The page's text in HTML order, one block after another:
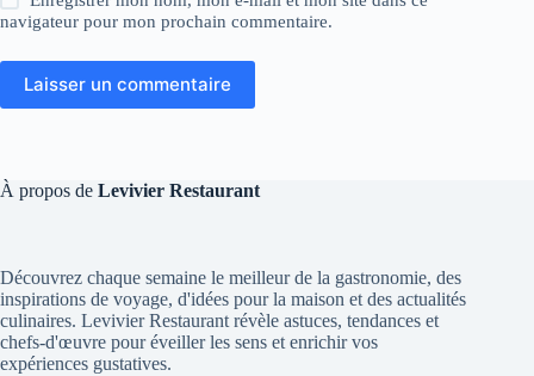
navigateur pour mon prochain commentaire.
Laisser un commentaire
À propos de Levivier Restaurant
Découvrez chaque semaine le meilleur de la gastronomie, des
inspirations de voyage, d'idées pour la maison et des actualités
culinaires. Levivier Restaurant révèle astuces, tendances et
chefs-d'œuvre pour éveiller les sens et enrichir vos
expériences gustatives.